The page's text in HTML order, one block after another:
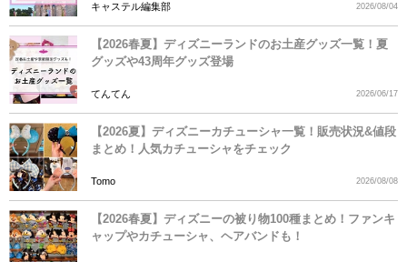
キャステル編集部 2026/08/04
【2026春夏】ディズニーランドのお土産グッズ一覧！夏
グッズや43周年グッズ登場
てんてん 2026/06/17
【2026夏】ディズニーカチューシャ一覧！販売状況&値段
まとめ！人気カチューシャをチェック
Tomo 2026/08/08
【2026春夏】ディズニーの被り物100種まとめ！ファンキ
ャップやカチューシャ、ヘアバンドも！